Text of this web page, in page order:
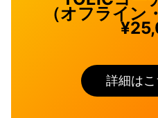
（オフライン
詳細はこ